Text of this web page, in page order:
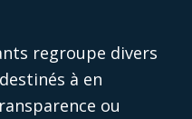
regroupe divers
à en
ou